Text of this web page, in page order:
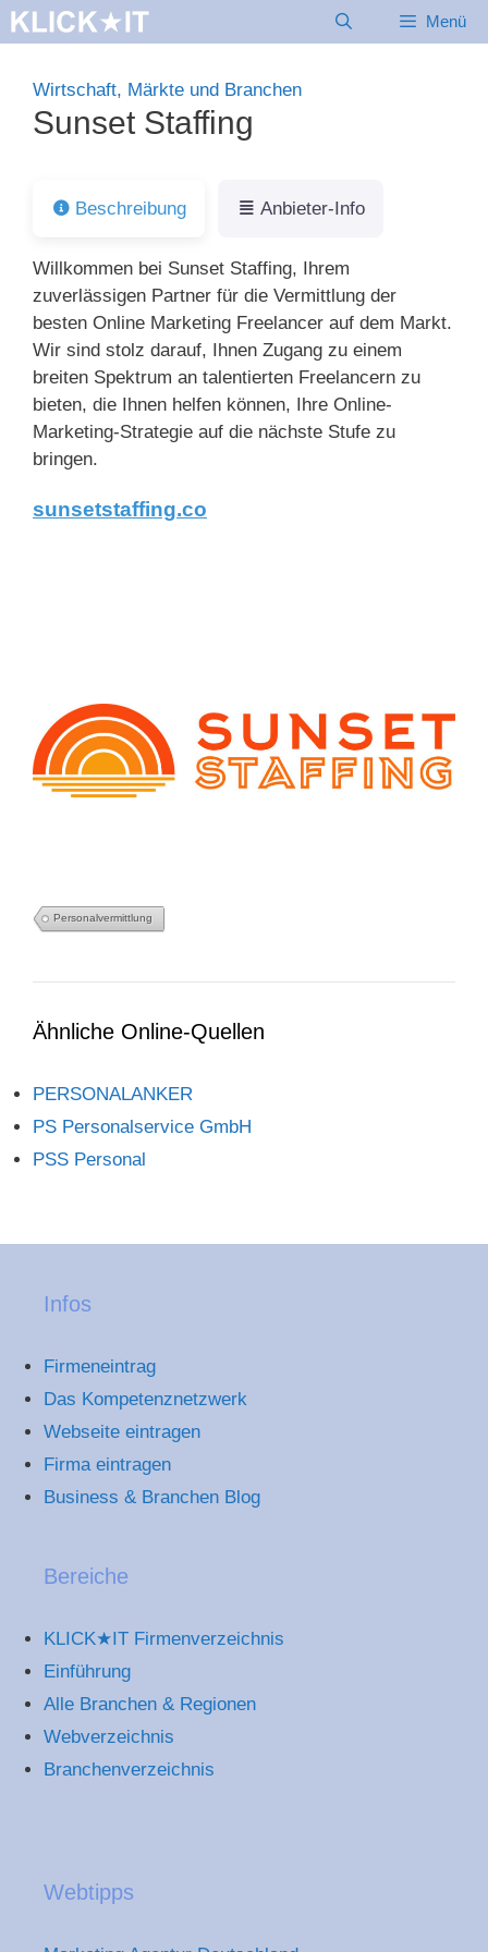
Zum
Inhalt
Menü
Wirtschaft, Märkte und Branchen
Sunset Staffing
Beschreibung Anbieter-Info
Willkommen bei Sunset Staffing, Ihrem
zuverlässigen Partner für die Vermittlung der
besten Online Marketing Freelancer auf dem Markt.
Wir sind stolz darauf, Ihnen Zugang zu einem
breiten Spektrum an talentierten Freelancern zu
bieten, die Ihnen helfen können, Ihre Online-
Marketing-Strategie auf die nächste Stufe zu
bringen.
sunsetstaffing.co
Personalvermittlung
Ähnliche Online-Quellen
PERSONALANKER
PS Personalservice GmbH
PSS Personal
Infos
Firmeneintrag
Das Kompetenznetzwerk
Webseite eintragen
Firma eintragen
Business & Branchen Blog
Bereiche
KLICK★IT Firmenverzeichnis
Einführung
Alle Branchen & Regionen
Webverzeichnis
Branchenverzeichnis
Webtipps